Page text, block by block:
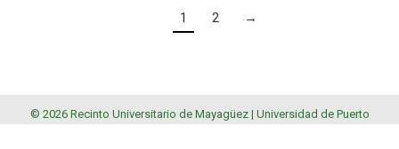
1 2 →
© 2026 Recinto Universitario de Mayagüez | Universidad de Puerto